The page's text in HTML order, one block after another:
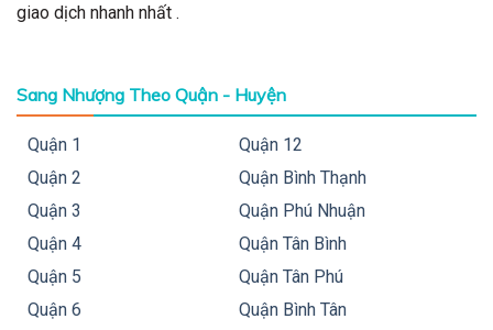
giao dịch nhanh nhất .
Sang Nhượng Theo Quận - Huyện
Quận 1
Quận 2
Quận 3
Quận 4
Quận 5
Quận 6
Quận 12
Quận Bình Thạnh
Quận Phú Nhuận
Quận Tân Bình
Quận Tân Phú
Quận Bình Tân